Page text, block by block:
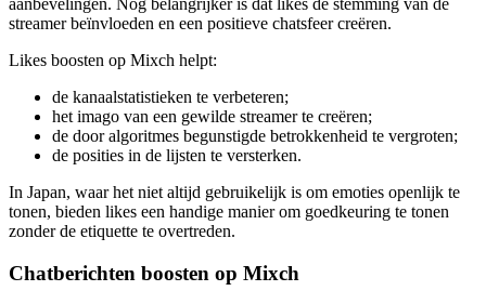
aanbevelingen. Nog belangrijker is dat likes de stemming van de
streamer beïnvloeden en een positieve chatsfeer creëren.
Likes boosten op Mixch helpt:
de kanaalstatistieken te verbeteren;
het imago van een gewilde streamer te creëren;
de door algoritmes begunstigde betrokkenheid te vergroten;
de posities in de lijsten te versterken.
In Japan, waar het niet altijd gebruikelijk is om emoties openlijk te
tonen, bieden likes een handige manier om goedkeuring te tonen
zonder de etiquette te overtreden.
Chatberichten boosten op Mixch